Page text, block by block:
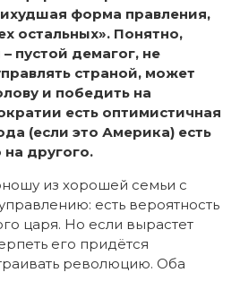
форма правления,
остальных». Понятно,
пустой демагог, не
страной, может
и победить на
есть оптимистичная
(если это Америка) есть
другого.
из хорошей семьи с
есть вероятность
царя. Но если вырастет
его придётся
революцию. Оба